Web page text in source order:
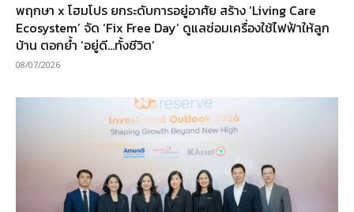
พฤกษา x โฮมโปร ยกระดับการอยู่อาศัย สร้าง ‘Living Care
Ecosystem’ จัด ‘Fix Free Day’ ดูแลซ่อมเครื่องใช้ไฟฟ้าให้ลูก
บ้าน ตอกย้ำ ‘อยู่ดี…ทั้งชีวิต’
08/07/2026